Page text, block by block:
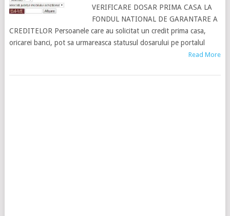
VERIFICARE DOSAR PRIMA CASA LA
FONDUL NATIONAL DE GARANTARE A
CREDITELOR Persoanele care au solicitat un credit prima casa,
oricarei banci, pot sa urmareasca statusul dosarului pe portalul
Read More